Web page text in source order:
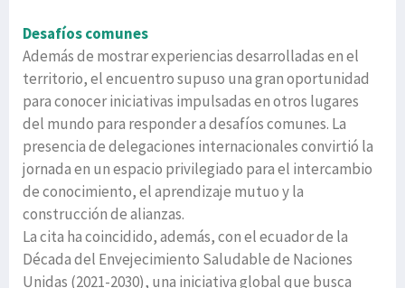
Desafíos comunes
Además de mostrar experiencias desarrolladas en el
territorio, el encuentro supuso una gran oportunidad
para conocer iniciativas impulsadas en otros lugares
del mundo para responder a desafíos comunes. La
presencia de delegaciones internacionales convirtió la
jornada en un espacio privilegiado para el intercambio
de conocimiento, el aprendizaje mutuo y la
construcción de alianzas.
La cita ha coincidido, además, con el ecuador de la
Década del Envejecimiento Saludable de Naciones
Unidas (2021-2030), una iniciativa global que busca